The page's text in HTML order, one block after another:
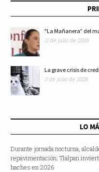
"La Mañanera” del
11 de julio de 2026
La grave crisis de
3 de julio de 2026
LO
Durante jornada nocturna,
repavimentación; Tlalpan
baches en 2026